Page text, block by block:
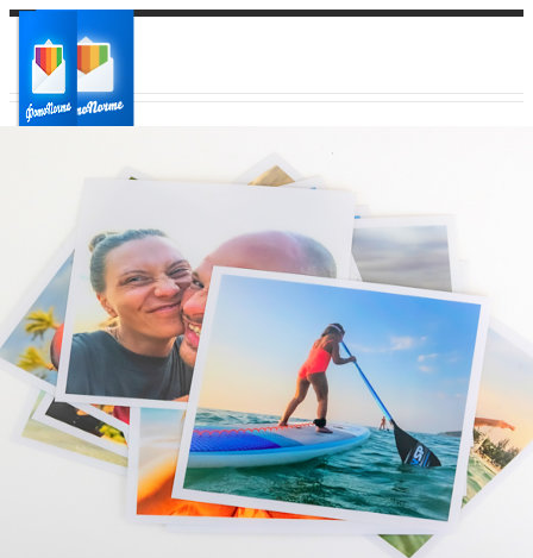
Ваш регион доставки
Выберите из списка: